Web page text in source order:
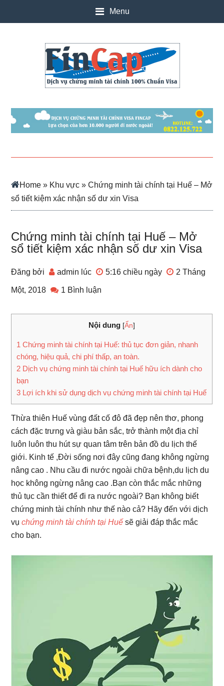
Menu
Home » Khu vực » Chứng minh tài chính tại Huế – Mở
sổ tiết kiệm xác nhận số dư xin Visa
Chứng minh tài chính tại Huế – Mở
sổ tiết kiệm xác nhận số dư xin Visa
Đăng bởi admin lúc 5:16 chiều ngày 2 Tháng
Một, 2018 1 Bình luận
Nội dung [Ẩn]
1 Chứng minh tài chính tại Huế: thủ tục đơn giản, nhanh
chóng, hiệu quả, chi phí thấp, an toàn.
2 Dịch vụ chứng minh tài chính tại Huế hữu ích dành cho
bạn
3 Lợi ích khi sử dụng dịch vụ chứng minh tài chính tại Huế
Thừa thiên Huế vùng đất cố đô đã đẹp nên thơ, phong
cách đặc trưng và giàu bản sắc, trở thành một địa chỉ
luôn luôn thu hút sự quan tâm trên bản đồ du lịch thế
giới. Kinh tế ,Đời sống nơi đây cũng đang không ngừng
nâng cao . Nhu cầu đi nước ngoài chữa bệnh,du lịch du
học không ngừng nâng cao .Bạn còn thắc mắc những
thủ tục cần thiết để đi ra nước ngoài? Bạn không biết
chứng minh tài chính như thế nào cả? Hãy đến với dịch
vụchứng minh tài chính tại Huế sẽ giải đáp thắc mắc
cho bạn.